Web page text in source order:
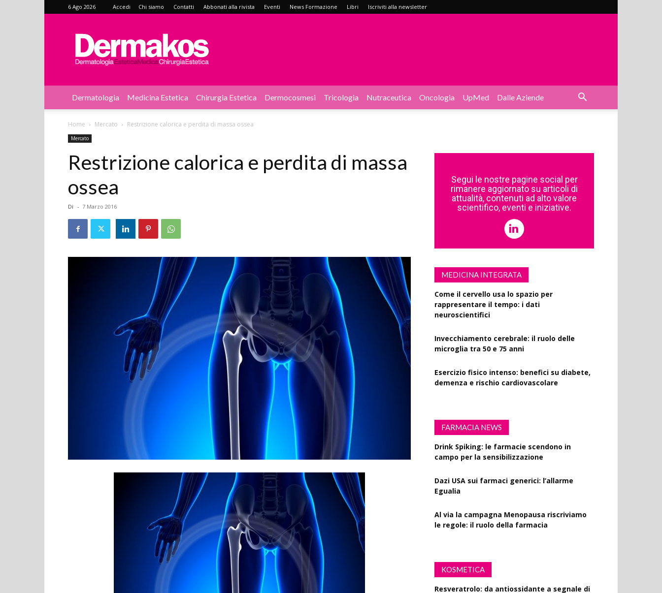
6 Ago 2026 Accedi Chi siamo Contatti Abbonati alla rivista Eventi News Formazione Libri Iscriviti alla newsletter
Dermakos
Dermatologia Medicina Estetica Chirurgia Estetica Dermocosmesi Tricologia Nutraceutica Oncologia UpMed Dalle Aziende
Home Mercato Restrizione calorica e perdita di massa ossea
Mercato
Restrizione calorica e perdita di massa
ossea
Di - 7 Marzo 2016
Segui le nostre pagine social per
rimanere aggiornato su articoli di
attualità, contenuti ad alto valore
scientifico, eventi e iniziative.
MEDICINA INTEGRATA
Come il cervello usa lo spazio per
rappresentare il tempo: i dati
neuroscientifici
Invecchiamento cerebrale: il ruolo delle
microglia tra 50 e 75 anni
Esercizio fisico intenso: benefici su diabete,
demenza e rischio cardiovascolare
FARMACIA NEWS
Drink Spiking: le farmacie scendono in
campo per la sensibilizzazione
Dazi USA sui farmaci generici: l’allarme
Egualia
Al via la campagna Menopausa riscriviamo
le regole: il ruolo della farmacia
KOSMETICA
Resveratrolo: da antiossidante a segnale di